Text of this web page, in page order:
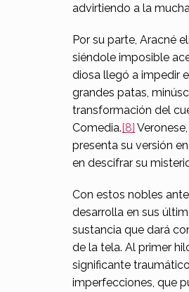
advirtiendo a la
Por su parte, Aracné
siéndole imposible
diosa llegó a impedir
grandes patas,
transformación del
Comedia.[8]
presenta su versión
en descifrar su
Con estos nobles
desarrolla en sus
sustancia que dará
de la tela. Al primer
significante
imperfecciones, que